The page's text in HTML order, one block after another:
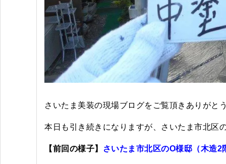
さいたま美装の現場ブログをご覧頂きありがと
本日も引き続きになりますが、さいたま市北区
【前回の様子】 さいたま市北区のO様邸（木造